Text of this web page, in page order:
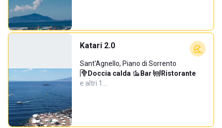
Katari 2.0
Sant'Agnello, Piano di Sorrento
Doccia calda· Bar· Ristorante·
e altri 1…